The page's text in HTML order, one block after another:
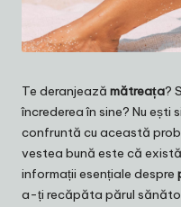
Te deranjează mătreața?
încrederea în sine? Nu ești
confruntă cu această
vestea bună este că
informații esențiale despre
a-ți recăpăta părul